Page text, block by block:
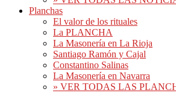
Planchas
El valor de los rituales
La PLANCHA
La Masonería en La Rioja
Santiago Ramón y Cajal
Constantino Salinas
La Masonería en Navarra
» VER TODAS LAS